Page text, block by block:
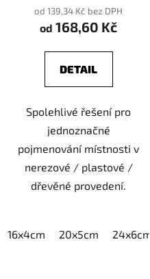
od 139,34 Kč bez DPH
od 168,60 Kč
DETAIL
Spolehlivé řešení pro
jednoznačné
pojmenování místnosti v
nerezové / plastové /
dřevěné provedení.
16x4cm 20x5cm 24x6cm